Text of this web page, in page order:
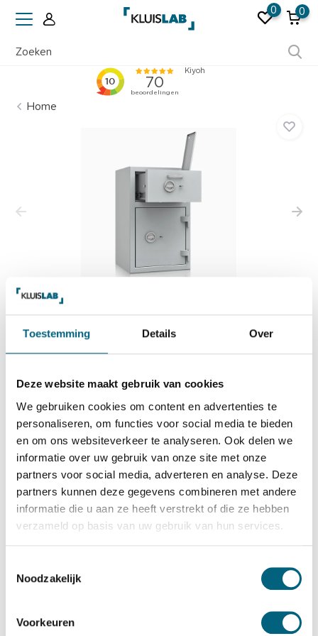
Toestemming Details Over
Deze website maakt gebruik van cookies
We gebruiken cookies om content en advertenties te
personaliseren, om functies voor social media te bieden
en om ons websiteverkeer te analyseren. Ook delen we
informatie over uw gebruik van onze site met onze
partners voor social media, adverteren en analyse. Deze
partners kunnen deze gegevens combineren met andere
informatie die u aan ze heeft verstrekt of die ze hebben
verzameld op basis van uw gebruik van hun services.
Noodzakelijk
Voorkeuren
0 0
Home
De Raat Brandkasten
DRS Prisma Deposit III/1
5.733,-
Op voorraad
Bekijk de reviews
Kwalitatief hoogstaande officieel door ECB-S
gecertificeerde inbraakwerende afstortkluis in de klasse 3 /
grade D-III / CEN 3 conform EN 1143-2. Standaard
uitgevoerd met een dubbelbaard sleutelslot, optioneel te
Betrouwbaar & veilig betalen